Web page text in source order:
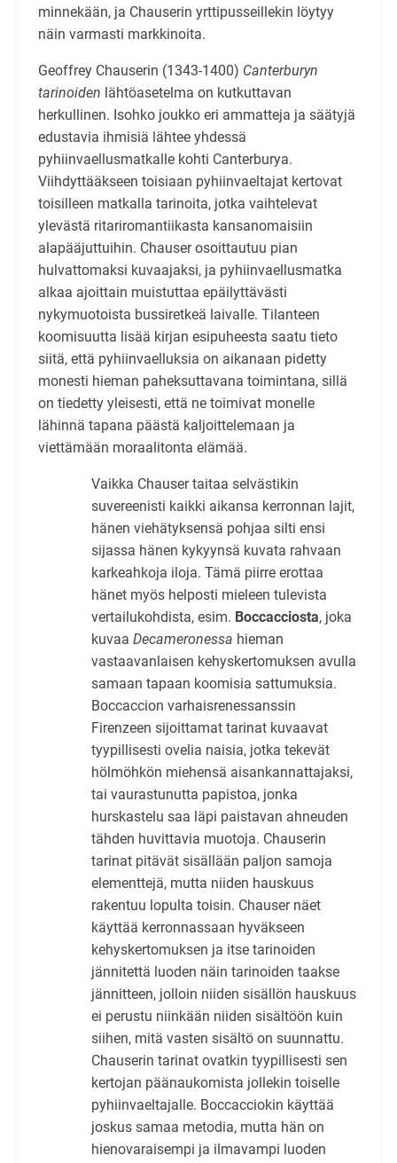
minnekään, ja Chauserin yrttipusseillekin löytyy
näin varmasti markkinoita.
Geoffrey Chauserin (1343-1400) Canterburyn
tarinoiden lähtöasetelma on kutkuttavan
herkullinen. Isohko joukko eri ammatteja ja säätyjä
edustavia ihmisiä lähtee yhdessä
pyhiinvaellusmatkalle kohti Canterburya.
Viihdyttääkseen toisiaan pyhiinvaeltajat kertovat
toisilleen matkalla tarinoita, jotka vaihtelevat
ylevästä ritariromantiikasta kansanomaisiin
alapääjuttuihin. Chauser osoittautuu pian
hulvattomaksi kuvaajaksi, ja pyhiinvaellusmatka
alkaa ajoittain muistuttaa epäilyttävästi
nykymuotoista bussiretkeä laivalle. Tilanteen
koomisuutta lisää kirjan esipuheesta saatu tieto
siitä, että pyhiinvaelluksia on aikanaan pidetty
monesti hieman paheksuttavana toimintana, sillä
on tiedetty yleisesti, että ne toimivat monelle
lähinnä tapana päästä kaljoittelemaan ja
viettämään moraalitonta elämää.
Vaikka Chauser taitaa selvästikin
suvereenisti kaikki aikansa kerronnan lajit,
hänen viehätyksensä pohjaa silti ensi
sijassa hänen kykyynsä kuvata rahvaan
karkeahkoja iloja. Tämä piirre erottaa
hänet myös helposti mieleen tulevista
vertailukohdista, esim. Boccacciosta, joka
kuvaa Decameronessa hieman
vastaavanlaisen kehyskertomuksen avulla
samaan tapaan koomisia sattumuksia.
Boccaccion varhaisrenessanssin
Firenzeen sijoittamat tarinat kuvaavat
tyypillisesti ovelia naisia, jotka tekevät
hölmöhkön miehensä aisankannattajaksi,
tai vaurastunutta papistoa, jonka
hurskastelu saa läpi paistavan ahneuden
tähden huvittavia muotoja. Chauserin
tarinat pitävät sisällään paljon samoja
elementtejä, mutta niiden hauskuus
rakentuu lopulta toisin. Chauser näet
käyttää kerronnassaan hyväkseen
kehyskertomuksen ja itse tarinoiden
jännitettä luoden näin tarinoiden taakse
jännitteen, jolloin niiden sisällön hauskuus
ei perustu niinkään niiden sisältöön kuin
siihen, mitä vasten sisältö on suunnattu.
Chauserin tarinat ovatkin tyypillisesti sen
kertojan päänaukomista jollekin toiselle
pyhiinvaeltajalle. Boccacciokin käyttää
joskus samaa metodia, mutta hän on
hienovaraisempi ja ilmavampi luoden